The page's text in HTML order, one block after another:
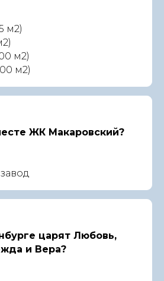
м2)
м2)
м2)
ЖК Макаровский?
царят Любовь,
и Вера?